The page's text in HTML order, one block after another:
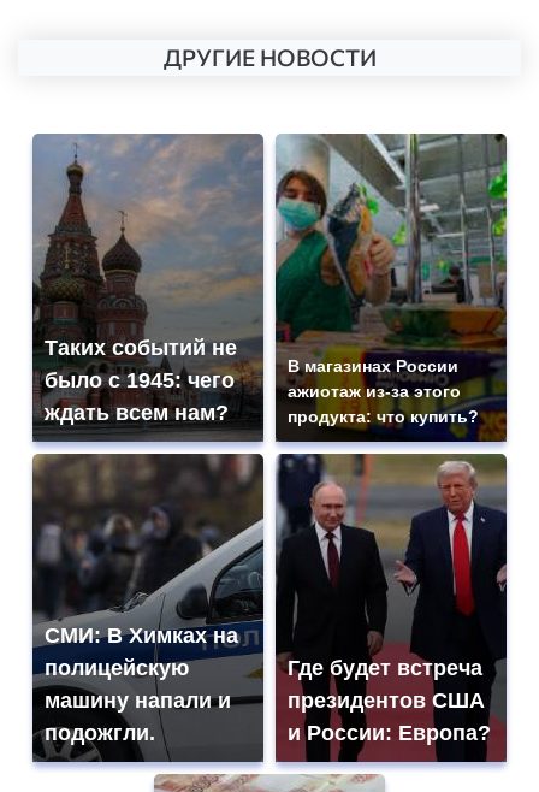
ДРУГИЕ НОВОСТИ
Таких событий не
было с 1945: чего
ждать всем нам?
В магазинах России
ажиотаж из-за этого
продукта: что купить?
СМИ: В Химках на
полицейскую
машину напали и
подожгли.
Где будет встреча
президентов США
и России: Европа?